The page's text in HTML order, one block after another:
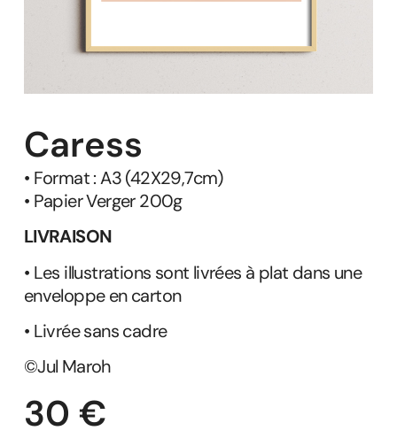
Caress
• Format : A3 (42X29,7cm)
• Papier Verger 200g
LIVRAISON
• Les illustrations sont livrées à plat dans une
enveloppe en carton
• Livrée sans cadre
©Jul Maroh
30 €